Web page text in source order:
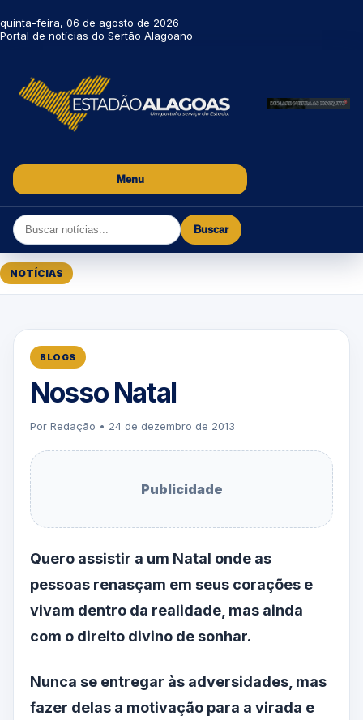
quinta-feira, 06 de agosto de 2026
Portal de notícias do Sertão Alagoano
Menu
Buscar
NOTÍCIAS
BLOGS
Nosso Natal
Por Redação • 24 de dezembro de 2013
Publicidade
Quero assistir a um Natal onde as
pessoas renasçam em seus corações e
vivam dentro da realidade, mas ainda
com o direito divino de sonhar.
Nunca se entregar às adversidades, mas
fazer delas a motivação para a virada e